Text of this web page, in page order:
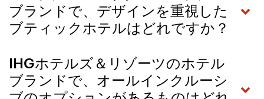
ブランドで、デザインを重視した
ブティックホテルはどれですか？
IHGホテルズ＆リゾーツのホテル
ブランドで、オールインクルーシ